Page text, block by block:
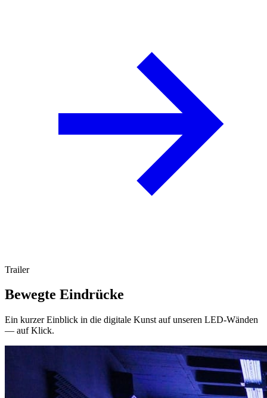
Trailer
Bewegte Eindrücke
Ein kurzer Einblick in die digitale Kunst auf unseren LED-Wänden
— auf Klick.